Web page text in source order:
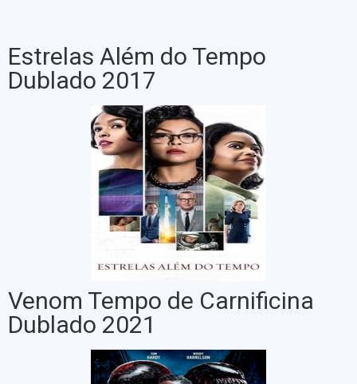
Estrelas Além do Tempo
Dublado 2017
Venom Tempo de Carnificina
Dublado 2021